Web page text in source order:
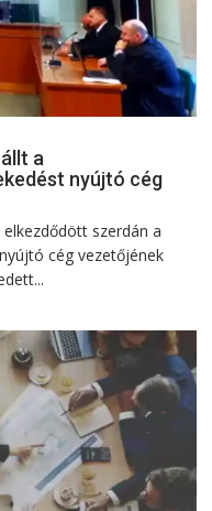
a
nyújtó cég
szerdán a
cég vezetőjének